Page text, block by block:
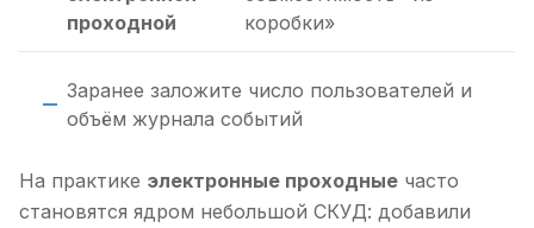
проходной
коробки»
Заранее заложите число пользователей и
объём журнала событий
На практике электронные проходные часто
становятся ядром небольшой СКУД: добавили